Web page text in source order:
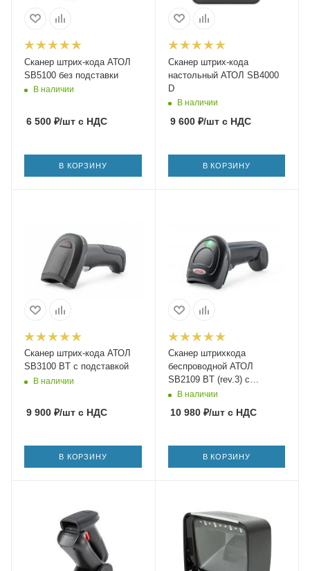
Сканер штрих-кода АТОЛ
SB5100 без подставки
В наличии
6 500 ₽/шт с НДС
В КОРЗИНУ
Сканер штрих-кода
настольный АТОЛ SB4000
D
В наличии
9 600₽/штс НДС
В КОРЗИНУ
Сканер штрих-кода АТОЛ
SB3100 BT c подставкой
В наличии
9 900 ₽/шт с НДС
В КОРЗИНУ
Сканер штрихкода
беспроводной АТОЛ
SB2109 BT (rev.3) c
подставкой
В наличии
10 980₽/штс НДС
В КОРЗИНУ